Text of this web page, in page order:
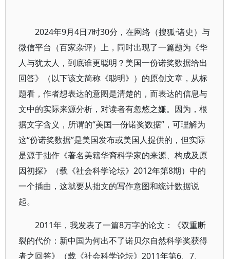
2024年9月4日7时30分，在网络（搜狐·诸史）与
微信平台（百家杂评）上，同时出现了一篇题为《华
人与犹太人，到底谁更聪明？美国一份诺奖数据给出
回答》（以下该文简称《聪明》）的原创文章，从标
题看，作者想表达的意图是清楚的，而表达的信息与
文中的实际来源分析，对读者有忽悠之嫌。因为，根
据文字含义，所谓的“美国一份诺奖数据”，可理解为
这“份诺奖数据”是美国发布或美国人提供的，但实际
是源于拙作《著名美籍华裔科学家的来源、构成及原
因初探》（载《社会科学论坛》2012年第8期）中的
一个插曲，这就要从拙文的写作意图和统计数据说
起。
2011年，我发表了一篇8万字的论文：《双重断
裂的代价：新中国为何出不了诺贝尔自然科学奖获得
者之回答》（载《社会科学论坛》2011年第6、7、